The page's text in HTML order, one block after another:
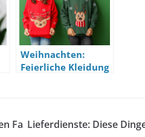
Weihnachten:
Feierliche Kleidung
Fa Lieferdienste: Diese